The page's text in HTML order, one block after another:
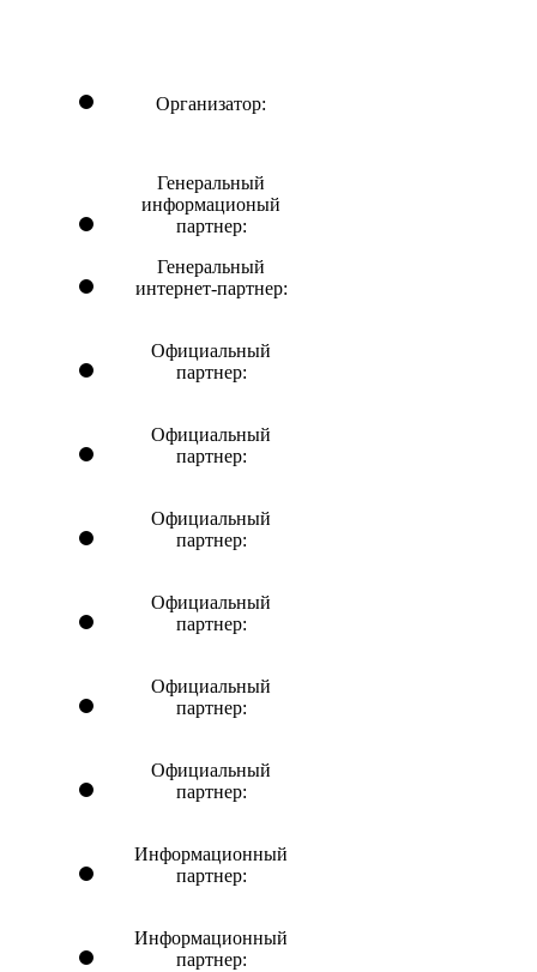
Организатор:
Генеральный
информационый
партнер:
Генеральный
интернет-партнер:
Официальный
партнер:
Официальный
партнер:
Официальный
партнер:
Официальный
партнер:
Официальный
партнер:
Официальный
партнер:
Информационный
партнер:
Информационный
партнер: